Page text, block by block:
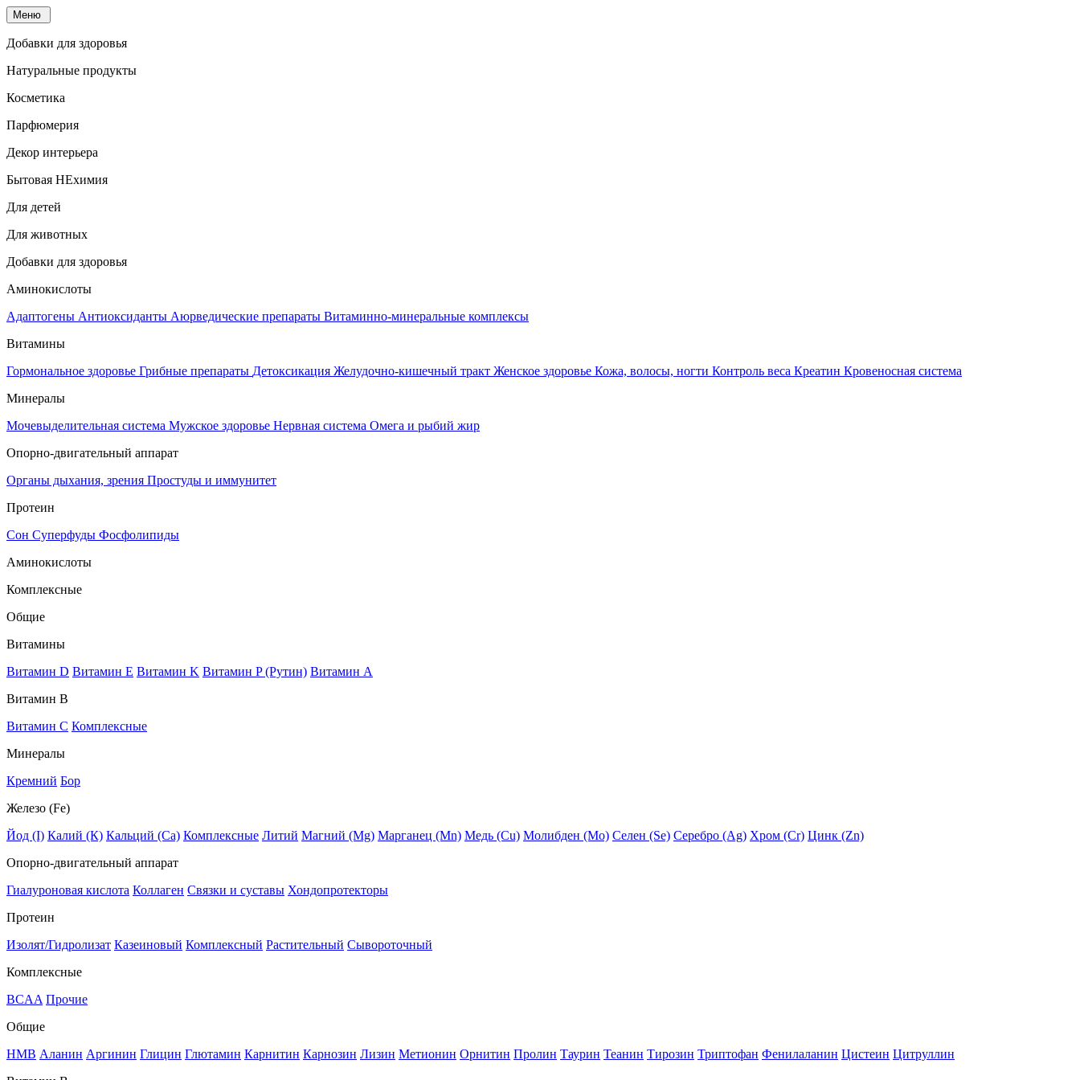
Меню
Добавки для здоровья
Натуральные продукты
Косметика
Парфюмерия
Декор интерьера
Бытовая НЕхимия
Для детей
Для животных
Добавки для здоровья
Аминокислоты
Адаптогены Антиоксиданты Аюрведические препараты Витаминно-минеральные комплексы
Витамины
Гормональное здоровье Грибные препараты Детоксикация Желудочно-кишечный тракт Женское здоровье Кожа, волосы, ногти Контроль веса Креатин Кровеносная система
Минералы
Мочевыделительная система Мужское здоровье Нервная система Омега и рыбий жир
Опорно-двигательный аппарат
Органы дыхания, зрения Простуды и иммунитет
Протеин
Сон Суперфуды Фосфолипиды
Аминокислоты
Комплексные
Общие
Витамины
Витамин D Витамин E Витамин K Витамин P (Рутин) Витамин А
Витамин В
Витамин C Комплексные
Минералы
Кремний Бор
Железо (Fe)
Йод (I) Калий (К) Кальций (Са) Комплексные Литий Магний (Mg) Марганец (Mn) Медь (Сu) Молибден (Мо) Селен (Se) Серебро (Ag) Хром (Cr) Цинк (Zn)
Опорно-двигательный аппарат
Гиалуроновая кислота Коллаген Связки и суставы Хондопротекторы
Протеин
Изолят/Гидролизат Казеиновый Комплексный Растительный Сывороточный
Комплексные
BCAA Прочие
Общие
HMB Аланин Аргинин Глицин Глютамин Карнитин Карнозин Лизин Метионин Орнитин Пролин Таурин Теанин Тирозин Триптофан Фенилаланин Цистеин Цитруллин